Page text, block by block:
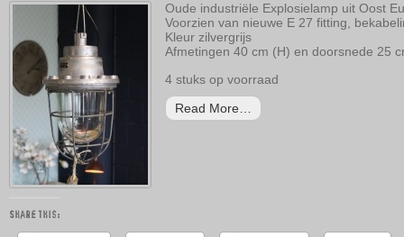
Oude industriële Explosielamp uit Oost
Voorzien van nieuwe E 27 fitting,
Kleur zilvergrijs
Afmetingen 40 cm (H) en doorsnede 25
4 stuks op voorraad
Read More…
Share this: